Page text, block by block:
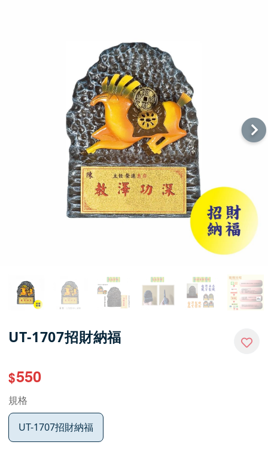
UT-1707招財納福
$550
規格
UT-1707招財納福